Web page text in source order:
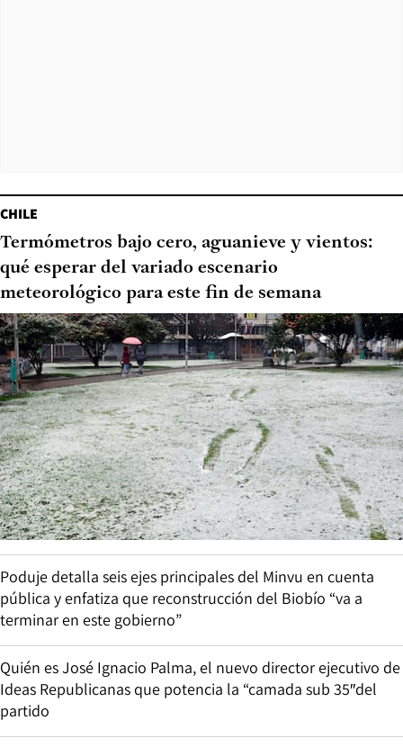
CHILE
Termómetros bajo cero, aguanieve y vientos:
qué esperar del variado escenario
meteorológico para este fin de semana
Poduje detalla seis ejes principales del Minvu en cuenta
pública y enfatiza que reconstrucción del Biobío “va a
terminar en este gobierno”
Quién es José Ignacio Palma, el nuevo director ejecutivo de
Ideas Republicanas que potencia la “camada sub 35″del
partido